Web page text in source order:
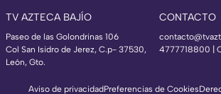
TV AZTECA BAJÍO
Paseo de las Golondrinas 106
Col San Isidro de Jerez, C.p- 37530,
León, Gto.
CONTACTO
4777718800 |
Aviso de privacidadPreferencias de Cookies